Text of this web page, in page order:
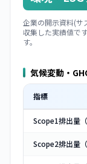
企業の開示資料(サ
収集した実績値で
す。
気候変動・
指標
Scope1排出量（
Scope2排出量